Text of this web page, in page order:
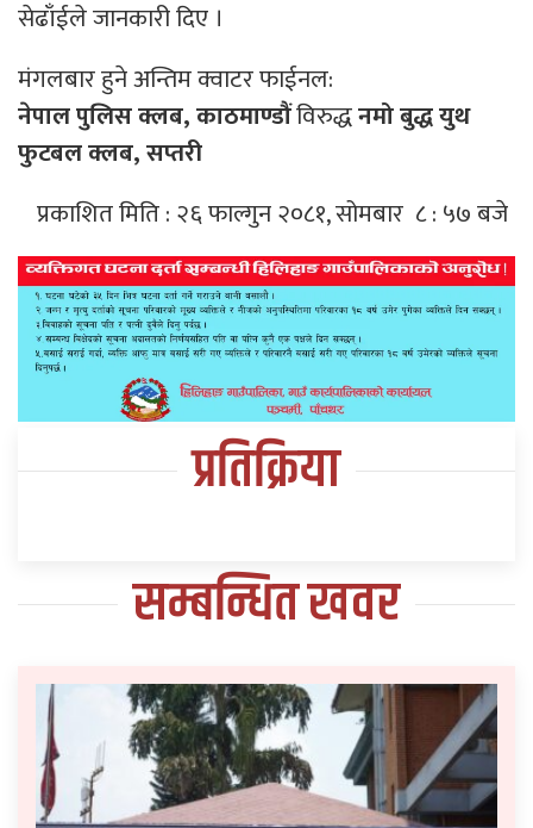
सेढाँईले जानकारी दिए ।
मंगलबार हुने अन्तिम क्वाटर फाईनल:
नेपाल पुलिस क्लब, काठमाण्डौंविरुद्धनमो बुद्ध युथ
फुटबल क्लब, सप्तरी
प्रकाशित मिति : २६ फाल्गुन २०८१, सोमबार ८ : ५७ बजे
प्रतिक्रिया
सम्बन्धित खवर